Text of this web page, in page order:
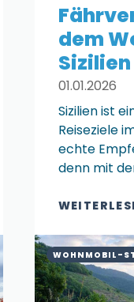
dem
01.01.2026
Sizilien ist
Reiseziele
echte
denn mit
WOHNMOBIL-